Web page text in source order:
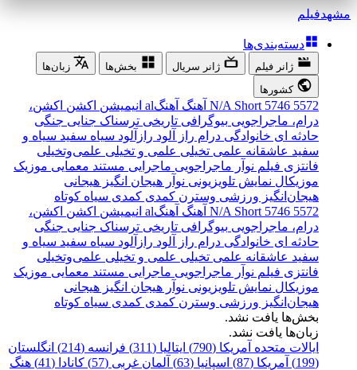
مشهدفیلم
دسته‌بندی‌ها
ژانر فیلم ژانر سریال بخش‌ها
زبان‌ها
کشورها
5572
5746
N/A Short آهنگ آهنگal انیمیشن اکشن اکشن،
درام، ماجراجویی بیوگرافی تاریخی ترسناک جنایی جنگی
حادثه ای خانوادگی درام راز آلود رازآلود سیاه سفید سیاه و
سفید عاشقانه علمی تخیلی علمی و تخیلی علمی‌و‌تخیلی
فانتزی فیلم نوآر ماجراجویی ماجرایی مستند معمایی موزیک
موزیکال نمایش تلویزیونی نوآر هیجان انگیز هیجانی
هیجان‌انگیز ورزشی وسترن کمدی کمدی سیاه کوتاه
5572
5746
N/A Short آهنگ آهنگal انیمیشن اکشن اکشن،
درام، ماجراجویی بیوگرافی تاریخی ترسناک جنایی جنگی
حادثه ای خانوادگی درام راز آلود رازآلود سیاه سفید سیاه و
سفید عاشقانه علمی تخیلی علمی و تخیلی علمی‌و‌تخیلی
فانتزی فیلم نوآر ماجراجویی ماجرایی مستند معمایی موزیک
موزیکال نمایش تلویزیونی نوآر هیجان انگیز هیجانی
هیجان‌انگیز ورزشی وسترن کمدی کمدی سیاه کوتاه
بخش‌ها یافت نشد.
زبان‌ها یافت نشد.
ایالات متحده آمریکا (790)
ایتالیا (311) فرانسه (214)
انگلستان
(199)
آمریکا (87) اسپانیا (63) آلمان غربی (57) کانادا (41)
هنگ